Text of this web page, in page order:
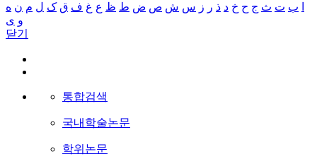
ب ت ث ج ح خ د ذ ر ز س ش ص ض ط ظ ع غ ف ق ک ل م ن ه
و ی
닫기
통합검색
국내학술논문
학위논문